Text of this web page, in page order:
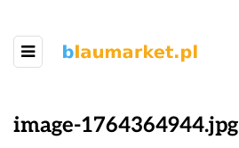
image-1764364944.jpg